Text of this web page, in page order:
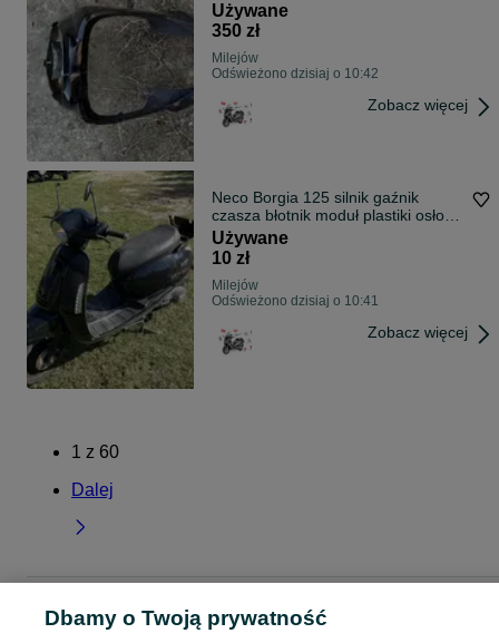
Używane
350 zł
Milejów
Odświeżono dzisiaj o 10:42
Zobacz więcej
Neco Borgia 125 silnik gaźnik
czasza błotnik moduł plastiki osłony
czasza kokpit lagi wydech głowica
cylinder wał przekładnia rama na
części
Używane
10 zł
Milejów
Odświeżono dzisiaj o 10:41
Zobacz więcej
1 z 60
Dalej
Strona główna Wielkopolskie
Dbamy o Twoją prywatność